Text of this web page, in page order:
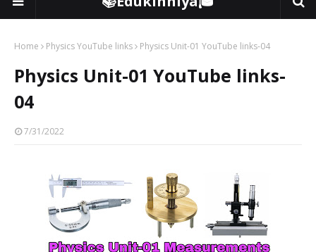
Home Physics YouTube links Physics Unit-01 YouTube links-04
Physics Unit-01 YouTube links-
04
7/31/2022